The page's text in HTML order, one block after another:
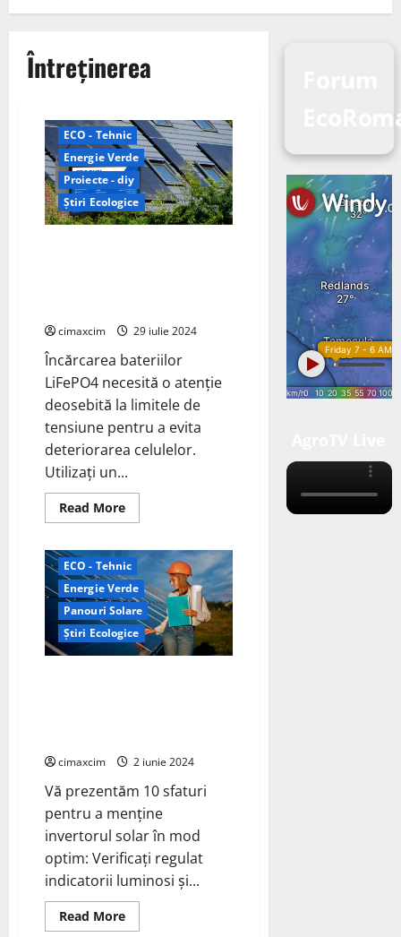
Întreținerea
ECO - Tehnic
Energie Verde
Proiecte - diy
Știri Ecologice
cimaxcim 29 iulie 2024
Încărcarea bateriilor
LiFePO4 necesită o atenție
deosebită la limitele de
tensiune pentru a evita
deteriorarea celulelor.
Utilizați un...
Read MoreRead
more
esențial
pentru
întreținerea
bateriilor
LiFePO4:
6
practici
esențiale
pentru
ECO - Tehnic
Energie Verde
Panouri Solare
Știri Ecologice
cimaxcim 2 iunie 2024
Vă prezentăm 10 sfaturi
pentru a menține
invertorul solar în mod
optim: Verificați regulat
indicatorii luminosi și...
Read MoreRead
more